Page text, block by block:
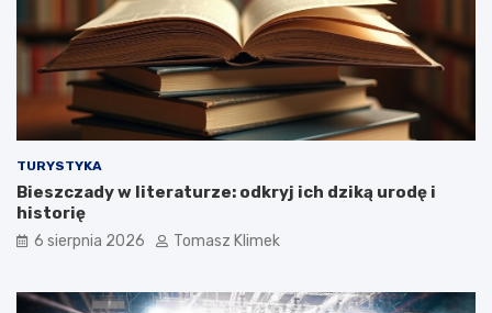
TURYSTYKA
Bieszczady w literaturze: odkryj ich dziką urodę i
historię
6 sierpnia 2026 Tomasz Klimek